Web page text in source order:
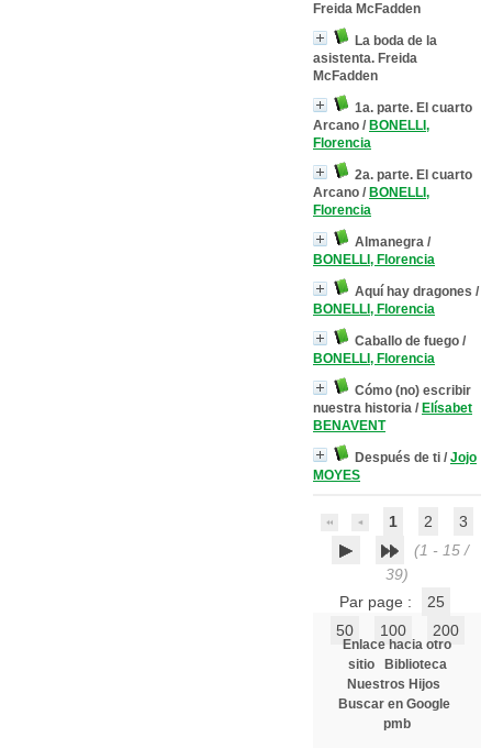
Freida McFadden
La boda de la
asistenta. Freida
McFadden
1a. parte. El cuarto
Arcano / BONELLI,
Florencia
2a. parte. El cuarto
Arcano / BONELLI,
Florencia
Almanegra /
BONELLI, Florencia
Aquí hay dragones /
BONELLI, Florencia
Caballo de fuego /
BONELLI, Florencia
Cómo (no) escribir
nuestra historia / Elísabet
BENAVENT
Después de ti / Jojo
MOYES
1 2
3
(1 - 15 /
39)
Par page :
25
50
100 200
Enlace hacia otro
sitio
Biblioteca
Nuestros Hijos
Buscar en Google
pmb